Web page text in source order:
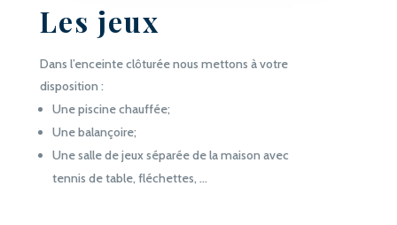
Les jeux
Dans l’enceinte clôturée nous mettons à votre
disposition :
Une piscine chauffée;
Une balançoire;
Une salle de jeux séparée de la maison avec
tennis de table, fléchettes, …